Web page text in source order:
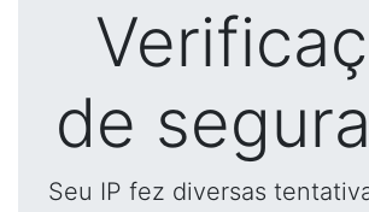
de
Seu IP fez diversas